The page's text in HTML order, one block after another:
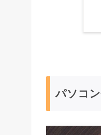
パソコ